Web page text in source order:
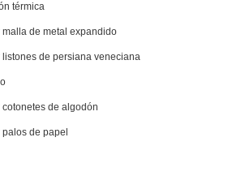
térmica
de metal expandido
de persiana veneciana
de algodón
de papel